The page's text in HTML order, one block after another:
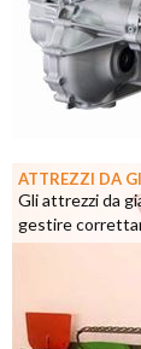
ATTREZZI DA
Gli attrezzi da
gestire